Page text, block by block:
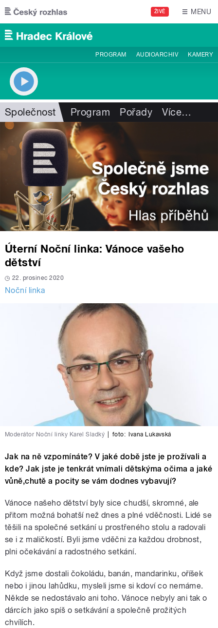
Přejít k hlavnímu obsahu
ŽIVĚ MENU
PROGRAM AUDIOARCHIV KAMERY
Společnost Program Pořady Více…
Úterní Noční linka: Vánoce vašeho
dětství
22. prosinec 2020
Noční linka
Moderátor Noční linky Karel Sladký foto: Ivana Lukavská
Jak na ně vzpomínáte? V jaké době jste je prožívali a
kde? Jak jste je tenkrát vnímali dětskýma očima a jaké
vůně,chutě a pocity se vám dodnes vybavují?
Vánoce našeho dětství byly sice chudší, skromné, ale
přitom možná bohatší než dnes a plné vděčnosti. Lidé se
těšili na společné setkání u prostřeného stolu a radovali
se i z maličkostí. Byli jsme vděčni za každou drobnost,
plni očekávání a radostného setkání.
Když jsme dostali čokoládu, banán, mandarinku, oříšek
nebo i jinou lahůdku, mysleli jsme si kdoví co nemáme.
Někde se nedostávalo ani toho. Vánoce nebyly ani tak o
dárcích jako spíš o setkávání a společně prožitých
chvílích.